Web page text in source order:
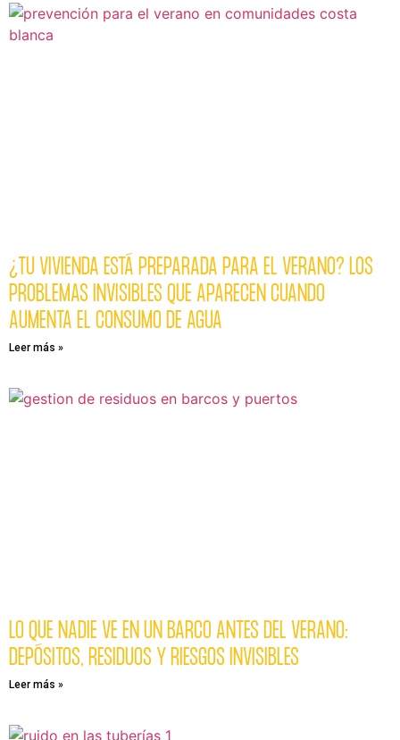
¿TU VIVIENDA ESTÁ PREPARADA PARA EL VERANO? LOS
PROBLEMAS INVISIBLES QUE APARECEN CUANDO
AUMENTA EL CONSUMO DE AGUA
Leer más »
LO QUE NADIE VE EN UN BARCO ANTES DEL VERANO:
DEPÓSITOS, RESIDUOS Y RIESGOS INVISIBLES
Leer más »